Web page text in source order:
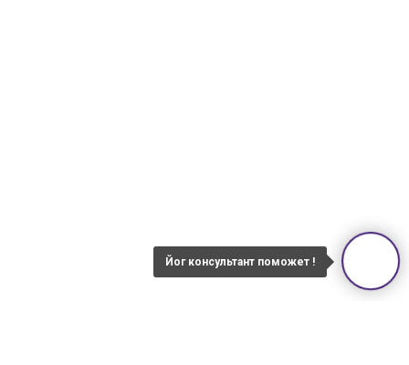
Йог консультант поможет !